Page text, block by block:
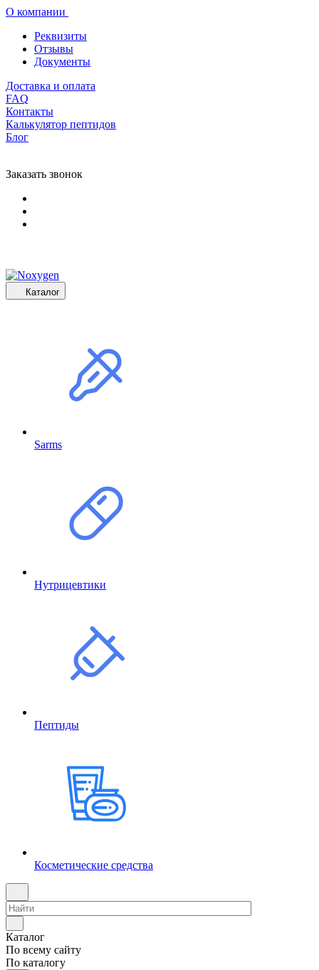
О компании
Реквизиты
Отзывы
Документы
Доставка и оплата
FAQ
Контакты
Калькулятор пептидов
Блог
Заказать звонок
Каталог
Sarms
Нутрицевтики
Пептиды
Косметические средства
Каталог
По всему сайту
По каталогу